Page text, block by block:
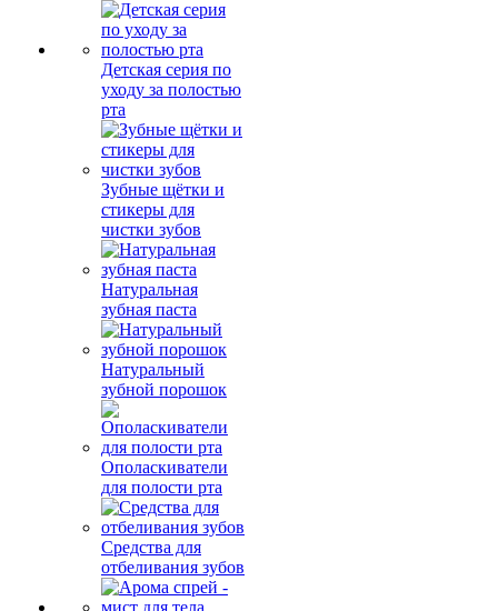
Детская серия по
уходу за полостью
рта
Зубные щётки и
стикеры для
чистки зубов
Натуральная
зубная паста
Натуральный
зубной порошок
Ополаскиватели
для полости рта
Средства для
отбеливания зубов